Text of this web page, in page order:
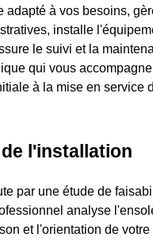
adapté à vos besoins,
installe
le suivi et la
qui vous
à la mise en service
l'installation
par une étude de
analyse
et l'orientation de votre